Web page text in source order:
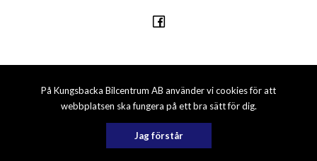
På Kungsbacka Bilcentrum AB använder vi cookies för att
webbplatsen ska fungera på ett bra sätt för dig.
Jag förstår